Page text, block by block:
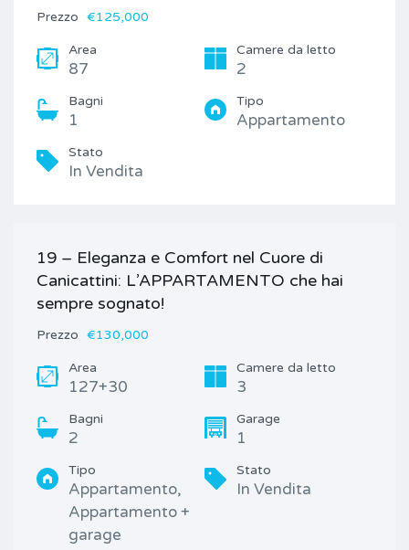
Prezzo €125,000
Area
87
Camere da letto
2
Bagni
1
Tipo
Appartamento
Stato
In Vendita
19 – Eleganza e Comfort nel Cuore di
Canicattini: L’APPARTAMENTO che hai
sempre sognato!
Prezzo €130,000
Area
127+30
Camere da letto
3
Bagni
2
Garage
1
Tipo
Appartamento,
Appartamento +
garage
Stato
In Vendita